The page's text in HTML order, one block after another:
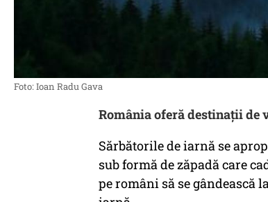
Foto: Ioan Radu Gava
România oferă destinații de
Sărbătorile de iarnă se
sub formă de zăpadă care
pe români să se gândească